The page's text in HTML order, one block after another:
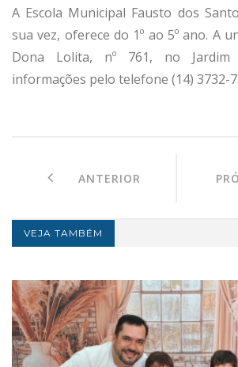
A Escola Municipal Fausto dos
sua vez, oferece do 1º ao 5º ano. A
Dona Lolita, nº 761, no Jardim
informações pelo telefone (14) 3732-
ANTERIOR
VEJA TAMBÉM